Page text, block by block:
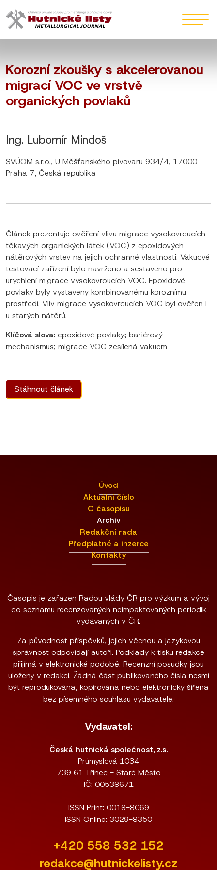
Korozní zkoušky s akcelerovanou
migrací VOC ve vrstvě
organických povlaků
Ing. Lubomír Mindoš
SVÚOM s.r.o., U Měšťanského pivovaru 934/4, 17000
Praha 7, Česká republika
Článek prezentuje ověření vlivu migrace vysokovroucích
těkavých organických látek (VOC) z epoxidových
nátěrových vrstev na jejich ochranné vlastnosti. Vakuové
testovací zařízení bylo navrženo a sestaveno pro
urychlení migrace vysokovroucích VOC. Epoxidové
povlaky byly vystaveny kombinovanému koroznímu
prostředí. Vliv migrace vysokovroucích VOC byl ověřen i
u starých nátěrů.
Klíčová slova: epoxidové povlaky; bariérový
mechanismus; migrace VOC zesílená vakuem
Stáhnout článek
Úvod
Aktuální číslo
O časopisu
Archiv
Redakční rada
Předplatné a inzerce
Kontakty
Časopis je zařazen Radou vlády ČR pro výzkum a vývoj
do seznamu recenzovaných neimpaktovaných periodik
vydávaných v ČR.
Za původnost příspěvků, jejich věcnou a jazykovou
správnost odpovídají autoři. Podklady k tisku redakce
přijímá v elektronické podobě. Recenzní posudky jsou
uloženy v redakci. Žádná část publikovaného čísla nesmí
být reprodukována, kopírována nebo elektronicky šířena
bez písemného souhlasu vydavatele.
Vydavatel:
Česká hutnická společnost, z.s.
Průmyslová 1034
739 61 Třinec - Staré Město
IČ: 00538671
ISSN Print: 0018-8069
ISSN Online: 3029-8350
+420 558 532 152
redakce@hutnickelisty.cz